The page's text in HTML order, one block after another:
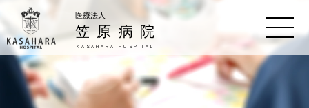
医療法人
笠原病院
KASAHARA HOSPITAL